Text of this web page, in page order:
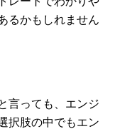
るかもしれません
言っても、エンジ
択肢の中でもエン